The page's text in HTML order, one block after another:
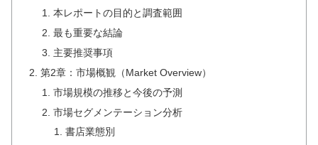
本レポートの目的と調査範囲
最も重要な結論
主要推奨事項
第2章：市場概観（Market Overview）
市場規模の推移と今後の予測
市場セグメンテーション分析
書店業態別